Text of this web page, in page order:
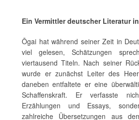
Ein Vermittler deutscher Literatur
Ōgai hat während seiner Zeit in
viel gelesen, Schätzungen
viertausend Titeln. Nach seiner
wurde er zunächst Leiter des
daneben entfaltete er eine
Schaffenskraft. Er verfasste
Erzählungen und Essays,
zahlreiche Übersetzungen aus